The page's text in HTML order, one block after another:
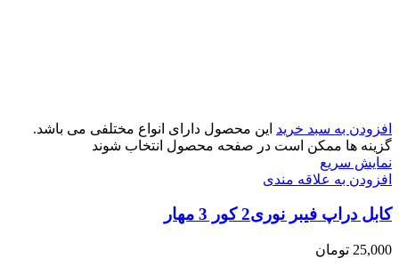
افزودن به سبد خرید این محصول دارای انواع مختلفی می باشد.
گزینه ها ممکن است در صفحه محصول انتخاب شوند
نمایش سریع
افزودن به علاقه مندی
کابل دراپ فیبر نوری2 کور 3 مهار
25,000 تومان